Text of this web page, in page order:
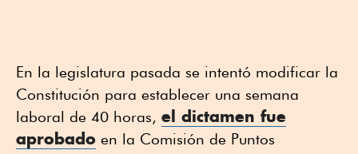
En la legislatura pasada se intentó modificar la
Constitución para establecer una semana
laboral de 40 horas, el dictamen fue
aprobado en la Comisión de Puntos